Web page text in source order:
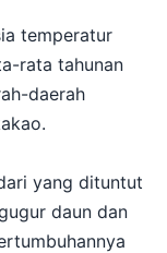
temperatur
rata tahunan
daerah
yang dituntut
daun dan